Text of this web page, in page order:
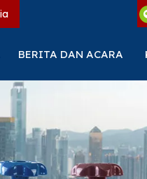
BERITA DAN ACARA